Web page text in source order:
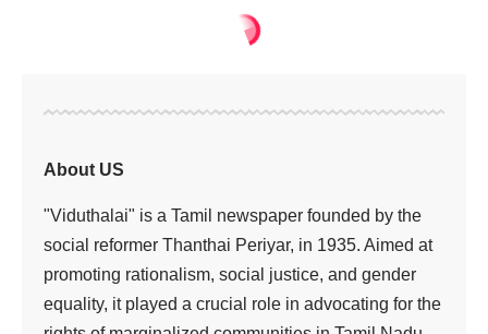
About US
"Viduthalai" is a Tamil newspaper founded by the
social reformer Thanthai Periyar, in 1935. Aimed at
promoting rationalism, social justice, and gender
equality, it played a crucial role in advocating for the